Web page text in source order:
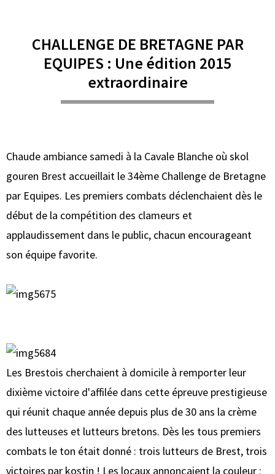
CHALLENGE DE BRETAGNE PAR
EQUIPES : Une édition 2015
extraordinaire
Chaude ambiance samedi à la Cavale Blanche où skol
gouren Brest accueillait le 34ème Challenge de Bretagne
par Equipes. Les premiers combats déclenchaient dès le
début de la compétition des clameurs et
applaudissement dans le public, chacun encourageant
son équipe favorite.
Les Brestois cherchaient à domicile à remporter leur
dixième victoire d'affilée dans cette épreuve prestigieuse
qui réunit chaque année depuis plus de 30 ans la crème
des lutteuses et lutteurs bretons. Dès les tous premiers
combats le ton était donné : trois lutteurs de Brest, trois
victoires par kostin ! Les locaux annonçaient la couleur :